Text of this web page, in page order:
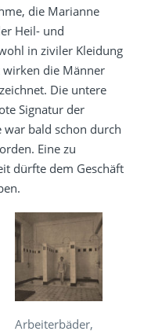
die Marianne
Heil- und
in ziviler Kleidung
die Männer
Die untere
Signatur der
war bald schon durch
Eine zu
dürfte dem Geschäft
Arbeiterbäder,